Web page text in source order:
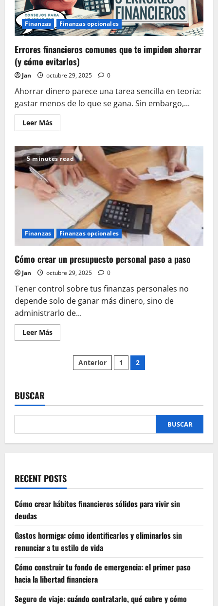
Finanzas Finanzas opcionales
Errores financieros comunes que te impiden ahorrar
(y cómo evitarlos)
Jan octubre 29, 2025 0
Ahorrar dinero parece una tarea sencilla en teoría:
gastar menos de lo que se gana. Sin embargo,...
Leer MásLeer
más
Errores
financieros
comunes
que
impiden
ahorrar
(y
cómo
evitarlos)
5 minutes read
Finanzas Finanzas opcionales
Cómo crear un presupuesto personal paso a paso
Jan octubre 29, 2025 0
Tener control sobre tus finanzas personales no
depende solo de ganar más dinero, sino de
administrarlo de...
Leer MásLeer
más
paso
Paginación
entradas
Anterior 1 2
BUSCAR
BUSCAR
RECENT POSTS
Cómo crear hábitos financieros sólidos para vivir sin
deudas
Gastos hormiga: cómo identificarlos y eliminarlos sin
renunciar a tu estilo de vida
Cómo construir tu fondo de emergencia: el primer paso
hacia la libertad financiera
Seguro de viaje: cuándo contratarlo, qué cubre y cómo